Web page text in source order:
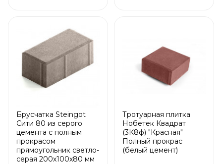
Брусчатка Steingot
Сити 80 из серого
цемента с полным
прокрасом
прямоугольник светло-
серая 200х100х80 мм
Тротуарная плитка
Нобетек Квадрат
(3К8ф) "Красная"
Полный прокрас
(белый цемент)